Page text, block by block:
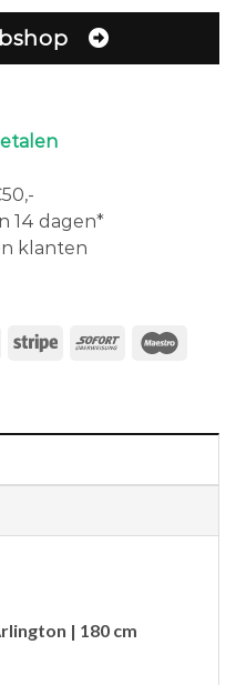
14 dagen*
klanten
| 180 cm